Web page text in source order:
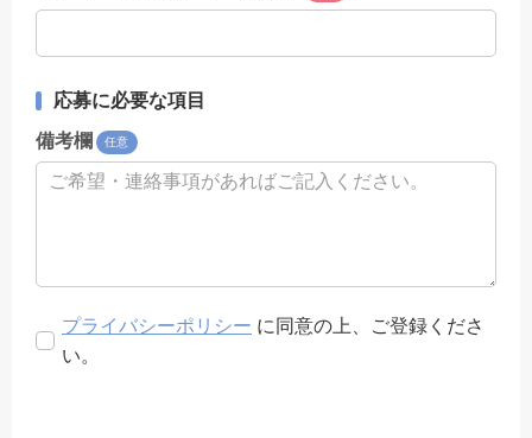
応募に必要な項目
備考欄
任意
プライバシーポリシー に同意の上、ご登録くださ
い。